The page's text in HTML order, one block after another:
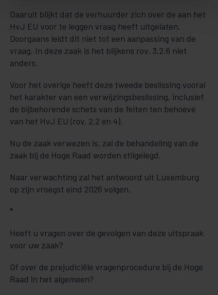
Daaruit blijkt dat de verhuurder zich over de aan het
HvJ EU voor te leggen vraag heeft uitgelaten.
Doorgaans leidt dit niet tot een aanpassing van de
vraag. In deze zaak is het blijkens rov. 3.2.6 niet
anders.
Voor het overige heeft deze tweede beslissing vooral
het karakter van een verwijzingsbeslissing, inclusief
de bijbehorende schets van de feiten ten behoeve
van het HvJ EU (rov. 2.2 en 4).
Nu de zaak verwezen is, zal de behandeling van de
zaak bij de Hoge Raad worden stilgelegd.
Naar verwachting zal het antwoord uit Luxemburg
op zijn vroegst eind 2026 volgen.
*
Heeft u vragen over de gevolgen van deze uitspraak
voor uw zaak?
Of over de prejudiciële vragenprocedure bij de Hoge
Raad in het algemeen?